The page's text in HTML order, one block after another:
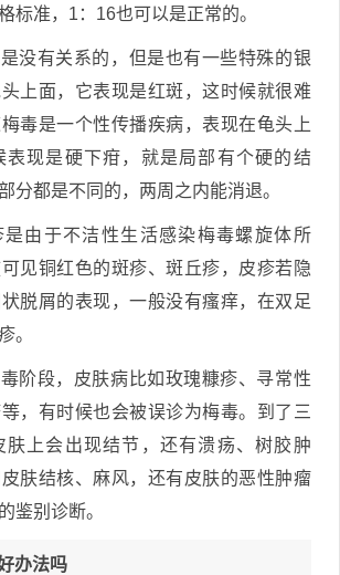
标准，1：16也可以是正常的。
没有关系的，但是也有一些特殊的银
上面，它表现是红斑，这时候就很难
毒是一个性传播疾病，表现在龟头上
表现是硬下疳，就是局部有个硬的结
分都是不同的，两周之内能消退。
是由于不洁性生活感染梅毒螺旋体所
见铜红色的斑疹、斑丘疹，皮疹若隐
脱屑的表现，一般没有瘙痒，在双足
。
阶段，皮肤病比如玫瑰糠疹、寻常性
，有时候也会被误诊为梅毒。到了三
肤上会出现结节，还有溃疡、树胶肿
肤结核、麻风，还有皮肤的恶性肿瘤
鉴别诊断。
办法吗